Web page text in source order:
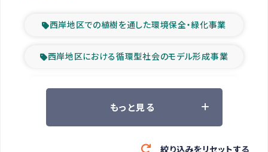
西岸地区での植樹を通した環境保全・緑化事業
西岸地区における循環型社会のモデル形成事業
ツアー参加者の声
もっと見る
絞り込みをリセットする